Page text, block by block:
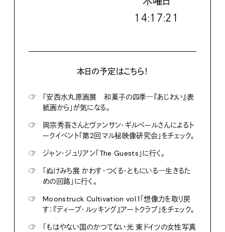
１４:１７:２２
本日の予定はこちら！
☞
「安西水丸原画展 和菓子の四季―『あじわい』表
紙画から」が気になる。
☞
岡宗秀吾さんとヴァンサン・ギルベールさんによるト
ークイベント「第2回マル秘映像研究会」をチェック。
☞
ジャン・ジュリアン「The Guests」に行く。
☞
「ぬけみち展 かわす・つくる・ともにいる―生きるた
めの回路」に行く。
☞
Moonstruck Cultivation vol.1「想像力を取り戻
す：『ディープ・ルッキング』アートクラブ」をチェック。
☞
「もはやない国のかつてない光 東ドイツの女性写真